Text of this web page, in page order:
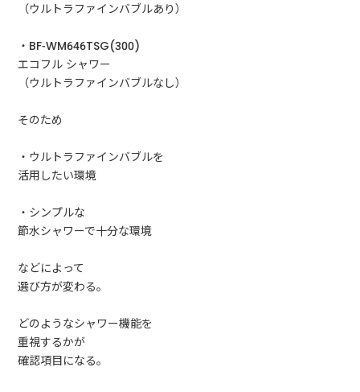
（ウルトラファインバブルあり）
・BF-WM646TSG(300)
エコフル シャワー
（ウルトラファインバブルなし）
そのため
・ウルトラファインバブルを
活用したい環境
・シンプルな
節水シャワーで十分な環境
などによって
選び方が変わる。
どのようなシャワー機能を
重視するかが
確認項目になる。